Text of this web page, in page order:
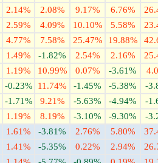
2.14% 2.08% 9.17% 6.76%
2.59% 4.09% 10.10% 5.58%
4.77% 7.58% 25.47% 19.88%
1.49% -1.82% 2.54% 2.16%
1.19% 10.99% 0.07% -3.61%
-0.23% 11.74% -1.45% -5.38%
-
-1.71% 9.21% -5.63% -4.94%
-
1.19% 8.19% -3.10% -9.30%
-
1.61% -3.81% 2.76% 5.80%
1.41% -5.35% 0.22% 2.94%